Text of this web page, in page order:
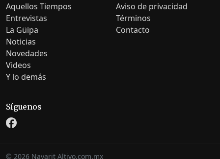
Aquellos Tiempos
Entrevistas
La Güipa
Noticias
Novedades
Videos
Y lo demás
Aviso de privacidad
Términos
Contacto
Síguenos
© 2026 Nayarit Altivo.com.mx